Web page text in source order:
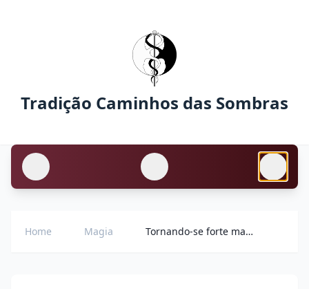
Tradição Caminhos das Sombras
Home Magia Tornando-se forte magicamente